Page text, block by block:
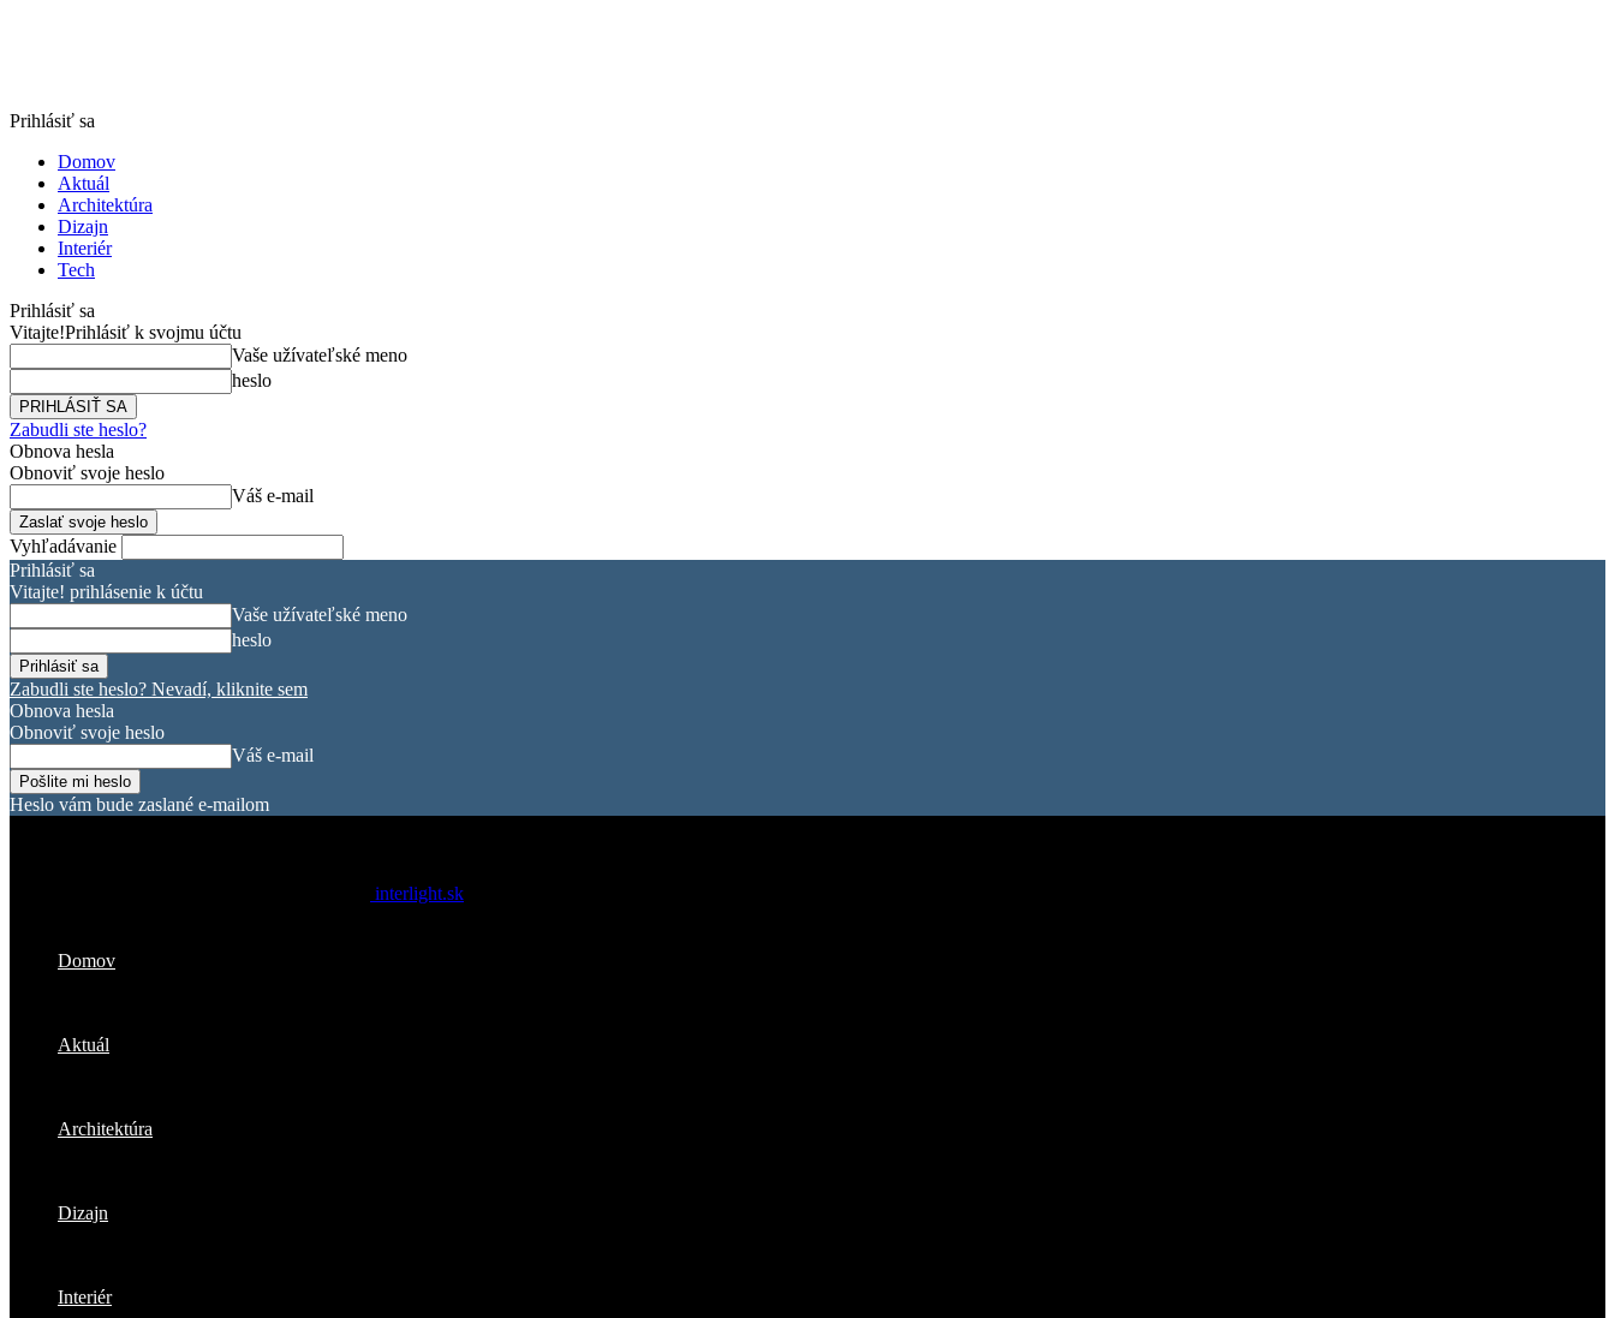
Prihlásiť sa
Domov
Aktuál
Architektúra
Dizajn
Interiér
Tech
Prihlásiť sa
Vitajte!Prihlásiť k svojmu účtu
Vaše užívateľské meno
heslo
Zabudli ste heslo?
Obnova hesla
Obnoviť svoje heslo
Váš e-mail
Vyhľadávanie
Prihlásiť sa
Vitajte! prihlásenie k účtu
Vaše užívateľské meno
heslo
Zabudli ste heslo? Nevadí, kliknite sem
Obnova hesla
Obnoviť svoje heslo
Váš e-mail
Heslo vám bude zaslané e-mailom
interlight.sk
Domov
Aktuál
Architektúra
Dizajn
Interiér